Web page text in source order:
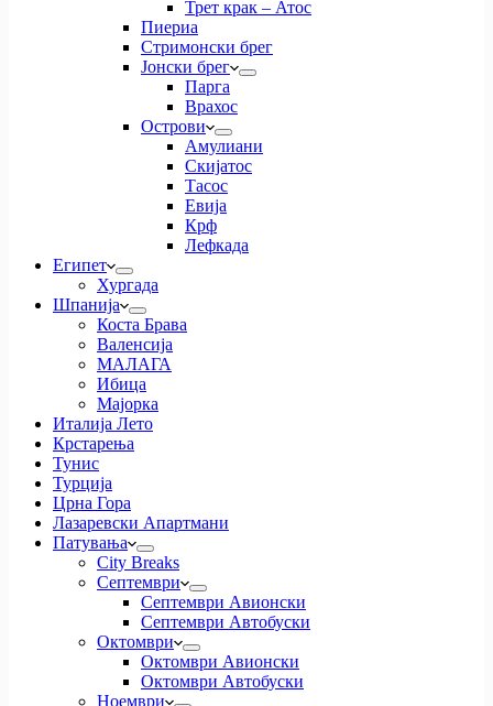
Трет крак – Атос
Пиериа
Стримонски брег
Јонски брег
Парга
Врахос
Острови
Амулиани
Скијатос
Тасос
Евија
Крф
Лефкада
Египет
Хургада
Шпанија
Коста Брава
Валенсија
МАЛАГА
Ибица
Мајорка
Италија Лето
Крстарења
Тунис
Турција
Црна Гора
Лазаревски Апартмани
Патувања
City Breaks
Септември
Септември Авионски
Септември Автобуски
Октомври
Октомври Авионски
Октомври Автобуски
Ноември